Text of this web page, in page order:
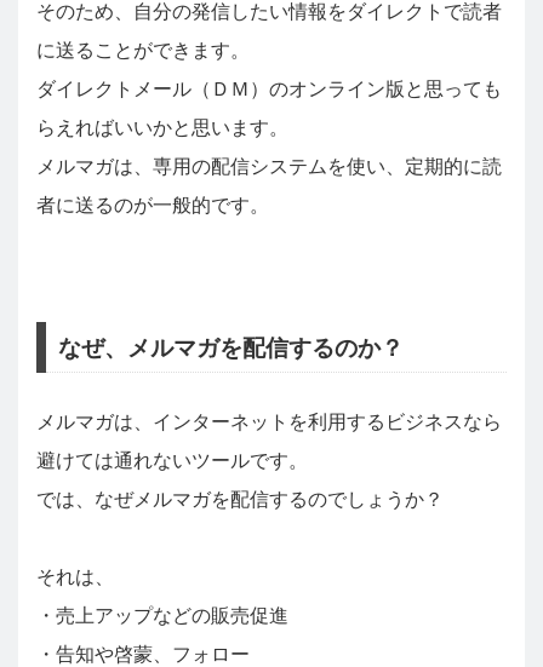
そのため、自分の発信したい情報をダイレクトで読者
に送ることができます。
ダイレクトメール（ＤＭ）のオンライン版と思っても
らえればいいかと思います。
メルマガは、専用の配信システムを使い、定期的に読
者に送るのが一般的です。
なぜ、メルマガを配信するのか？
メルマガは、インターネットを利用するビジネスなら
避けては通れないツールです。
では、なぜメルマガを配信するのでしょうか？
それは、
・売上アップなどの販売促進
・告知や啓蒙、フォロー